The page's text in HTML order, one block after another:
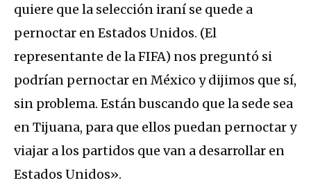
quiere que la selección iraní se quede a
pernoctar en Estados Unidos. (El
representante de la FIFA) nos preguntó si
podrían pernoctar en México y dijimos que sí,
sin problema. Están buscando que la sede sea
en Tijuana, para que ellos puedan pernoctar y
viajar a los partidos que van a desarrollar en
Estados Unidos».